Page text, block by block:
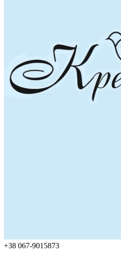
+38 067-9015873